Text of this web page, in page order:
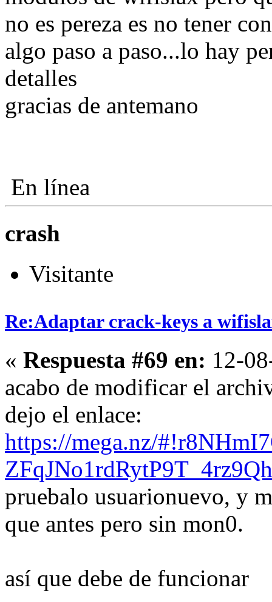
no es pereza es no tener
algo paso a paso...lo hay
detalles
gracias de antemano
En línea
crash
Visitante
Re:Adaptar crack-keys a
« Respuesta #69 en: 12-
acabo de modificar el
dejo el enlace:
https://mega.nz/
pruebalo usuarionuevo, y
que antes pero sin mon0.
así que debe de funcionar